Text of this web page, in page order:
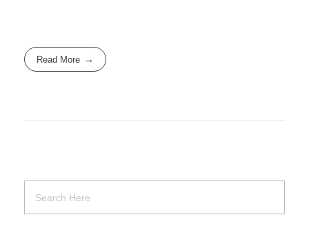
Read More